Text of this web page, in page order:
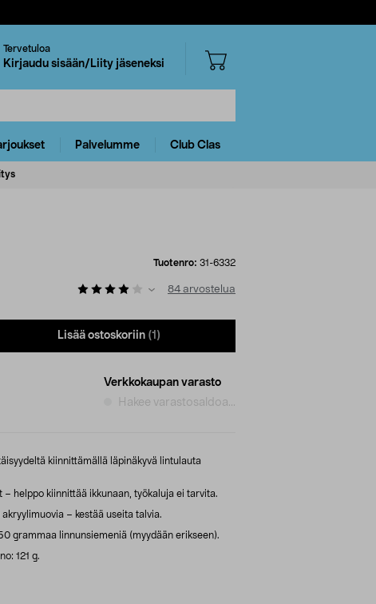
Tervetuloa
Kirjaudu sisään/Liity jäseneksi
Palvelumme Club Clas
Tuotenro: 31-6332
84 arvostelua
Lisää ostoskoriin (1)
Verkkokaupan varasto
Hakee varastosaldoa...
kiinnittämällä läpinäkyvä lintulauta
– helppo kiinnittää ikkunaan, työkaluja ei tarvita.
akryylimuovia – kestää useita talvia.
grammaa linnunsiemeniä (myydään erikseen).
121 g.